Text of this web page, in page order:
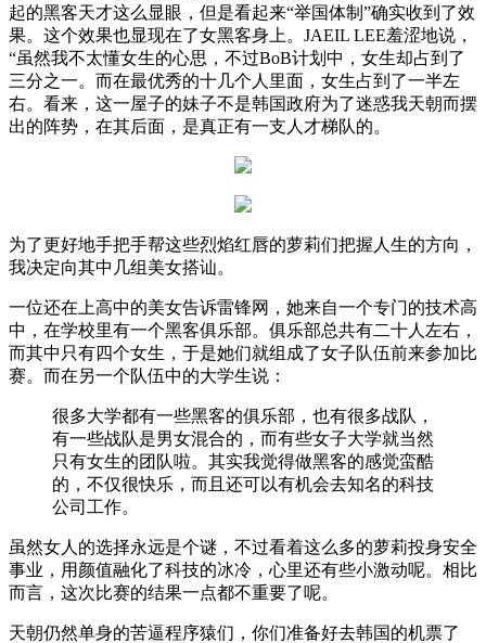
起的黑客天才这么显眼，但是看起来“举国体制”确实收到了效
果。这个效果也显现在了女黑客身上。JAEIL LEE羞涩地说，
“虽然我不太懂女生的心思，不过BoB计划中，女生却占到了
三分之一。而在最优秀的十几个人里面，女生占到了一半左
右。看来，这一屋子的妹子不是韩国政府为了迷惑我天朝而摆
出的阵势，在其后面，是真正有一支人才梯队的。
为了更好地手把手帮这些烈焰红唇的萝莉们把握人生的方向，
我决定向其中几组美女搭讪。
一位还在上高中的美女告诉雷锋网，她来自一个专门的技术高
中，在学校里有一个黑客俱乐部。俱乐部总共有二十人左右，
而其中只有四个女生，于是她们就组成了女子队伍前来参加比
赛。而在另一个队伍中的大学生说：
很多大学都有一些黑客的俱乐部，也有很多战队，
有一些战队是男女混合的，而有些女子大学就当然
只有女生的团队啦。其实我觉得做黑客的感觉蛮酷
的，不仅很快乐，而且还可以有机会去知名的科技
公司工作。
虽然女人的选择永远是个谜，不过看着这么多的萝莉投身安全
事业，用颜值融化了科技的冰冷，心里还有些小激动呢。相比
而言，这次比赛的结果一点都不重要了呢。
天朝仍然单身的苦逼程序猿们，你们准备好去韩国的机票了